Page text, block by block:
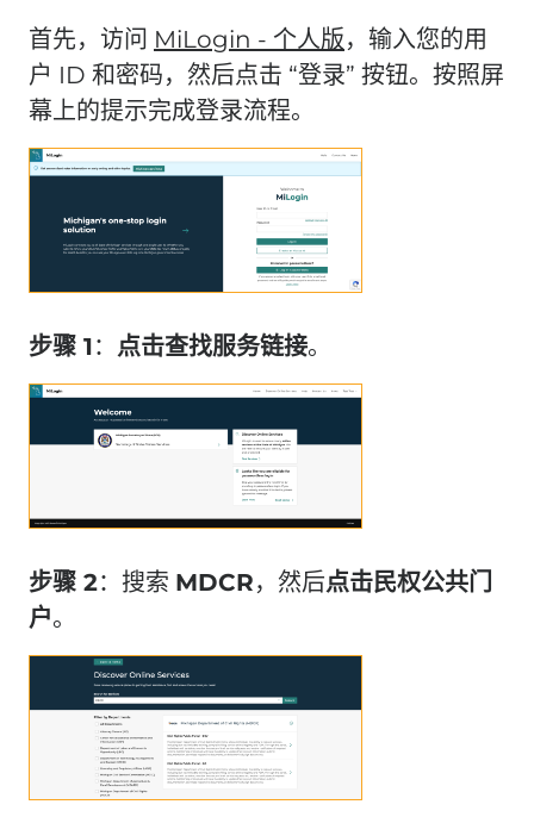
首先，访问 MiLogin - 个人版，输入您的用
户 ID 和密码，然后点击 “登录” 按钮。按照屏
幕上的提示完成登录流程。
步骤 1： 点击查找服务链接。
步骤 2：搜索 MDCR，然后点击民权公共门
户。